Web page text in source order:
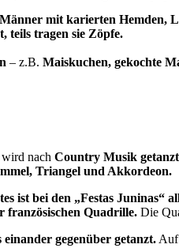
Männer mit karierten Hemden,
teils tragen sie Zöpfe.
– z.B. Maiskuchen, gekochte
nach Country Musik
Triangel und Akkordeon.
ist bei den „Festas Juninas“
französischen Quadrille. Die
gegenüber getanzt.